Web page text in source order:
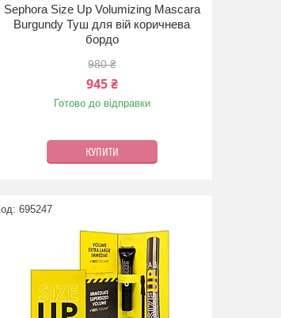
Sephora Size Up Volumizing Mascara
Burgundy Туш для вій коричнева
бордо
980 ₴
945 ₴
Готово до відправки
КУПИТИ
695247